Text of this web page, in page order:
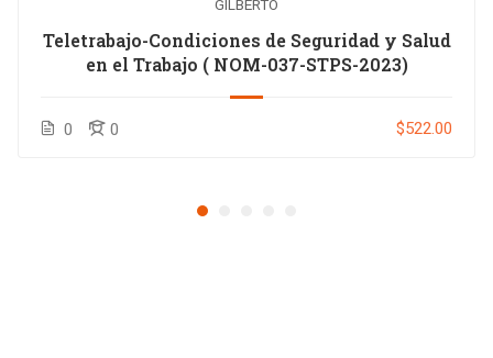
GILBERTO
Teletrabajo-Condiciones de Seguridad y Salud
en el Trabajo ( NOM-037-STPS-2023)
0 0 $522.00